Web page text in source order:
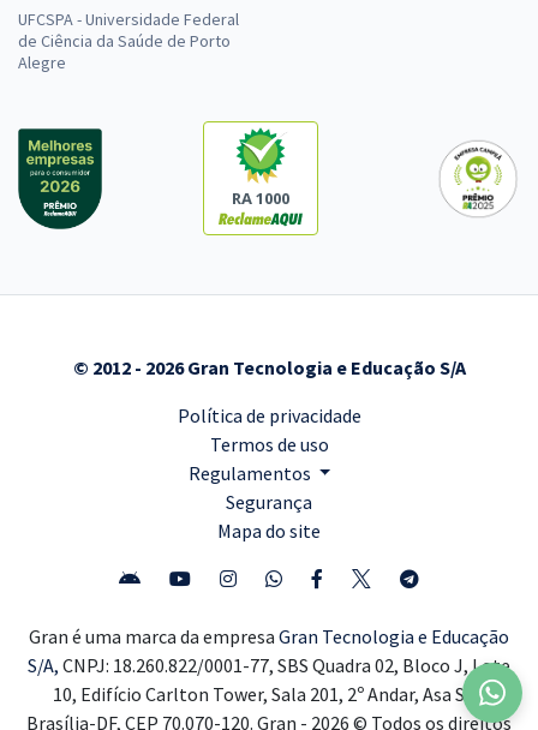
UFCSPA - Universidade Federal
de Ciência da Saúde de Porto
Alegre
RA 1000
© 2012 - 2026 Gran Tecnologia e Educação S/A
Política de privacidade
Termos de uso
Regulamentos
Segurança
Mapa do site
Gran é uma marca da empresa Gran Tecnologia e Educação
S/A, CNPJ: 18.260.822/0001-77, SBS Quadra 02, Bloco J, Lote
10, Edifício Carlton Tower, Sala 201, 2º Andar, Asa Sul,
Brasília-DF, CEP 70.070-120. Gran - 2026 © Todos os direitos